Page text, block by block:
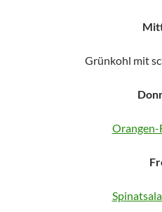
Grünkohl mit
Orangen-